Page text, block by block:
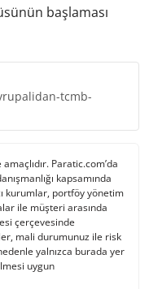
başlaması
tcmb-
Paratic.com’da
kapsamında
kurumlar, portföy yönetim
ile müşteri arasında
çerçevesinde
mali durumunuz ile risk
yalnızca burada yer
uygun